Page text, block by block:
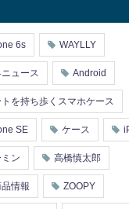
6s WAYLLY
ュース Android
トを持ち歩くスマホケース
SE ケース
ミン 高橋慎太郎
情報 ZOOPY